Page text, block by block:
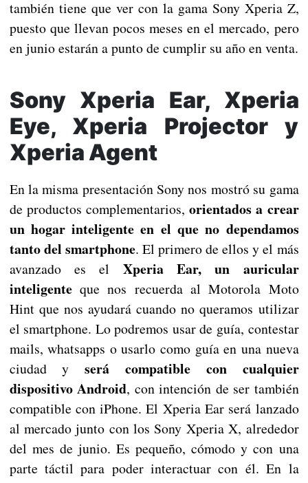
también tiene que ver con la gama Sony Xperia Z,
puesto que llevan pocos meses en el mercado, pero
en junio estarán a punto de cumplir su año en venta.
Sony Xperia Ear, Xperia
Eye, Xperia Projector y
Xperia Agent
En la misma presentación Sony nos mostró su gama
de productos complementarios, orientados a crear
un hogar inteligente en el que no dependamos
tanto del smartphone. El primero de ellos y el más
avanzado es el Xperia
Ear, un auricular
inteligenteque nos recuerda al Motorola Moto
Hint que nos ayudará cuando no queramos utilizar
el smartphone. Lo podremos usar de guía, contestar
mails, whatsapps o usarlo como guía en una nueva
ciudad y será compatible con cualquier
dispositivo Android, con intención de ser también
compatible con iPhone. El Xperia Ear será lanzado
al mercado junto con los Sony Xperia X, alrededor
del mes de junio. Es pequeño, cómodo y con una
parte táctil para poder interactuar con él. En la